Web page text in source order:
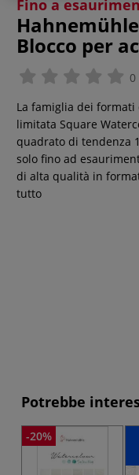
Fino a
Blocco per
La famiglia dei
limitata Square
quadrato di tendenza
solo fino ad
di alta qualità in
tutto
Potrebbe
-20%